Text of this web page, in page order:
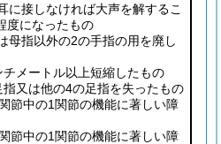
接しなければ大声を解するこ
度になったもの
指以外の2の手指の用を廃し
メートル以上短縮したもの
又は他の4の足指を失ったもの
節中の1関節の機能に著しい障
節中の1関節の機能に著しい障